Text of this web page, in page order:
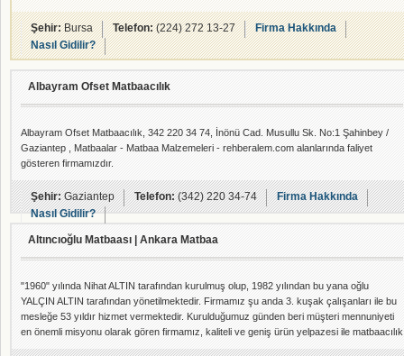
alanlarında faliyet gösteren
firmamızdır.
Şehir:Bursa Telefon:(224) 272 13-27
Firma Hakkında
Nasıl Gidilir?
Albayram Ofset Matbaacılık
Albayram Ofset Matbaacılık, 342 220 34 74, İnönü Cad. Musullu Sk. No:1 Şahinbey /
Gaziantep , Matbaalar - Matbaa Malzemeleri - rehberalem.com alanlarında faliyet
gösteren firmamızdır.
Şehir:Gaziantep Telefon:(342) 220 34-74
Firma Hakkında
Nasıl Gidilir?
Altıncıoğlu Matbaası | Ankara Matbaa
"1960" yılında Nihat ALTIN tarafından kurulmuş olup, 1982 yılından bu yana oğlu
YALÇIN ALTIN tarafından yönetilmektedir. Firmamız şu anda 3. kuşak çalışanları ile bu
mesleğe 53 yıldır hizmet vermektedir. Kurulduğumuz günden beri müşteri mennuniyeti
en önemli misyonu olarak gören firmamız, kaliteli ve geniş ürün yelpazesi ile matbaacılık
pazarının önde gelen firmalarından biri olmanın gurununu yaşamaktadır. Firmamızda